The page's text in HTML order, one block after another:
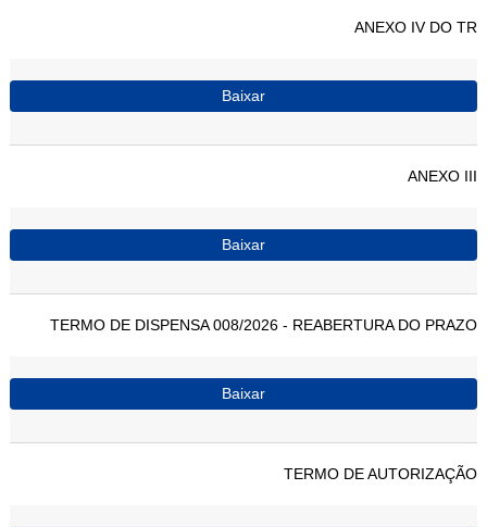
ANEXO IV DO TR
Baixar
ANEXO III
Baixar
TERMO DE DISPENSA 008/2026 - REABERTURA DO PRAZO
Baixar
TERMO DE AUTORIZAÇÃO